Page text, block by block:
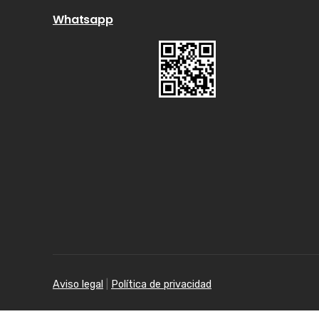
Whatsapp
Aviso legal Política de privacidad